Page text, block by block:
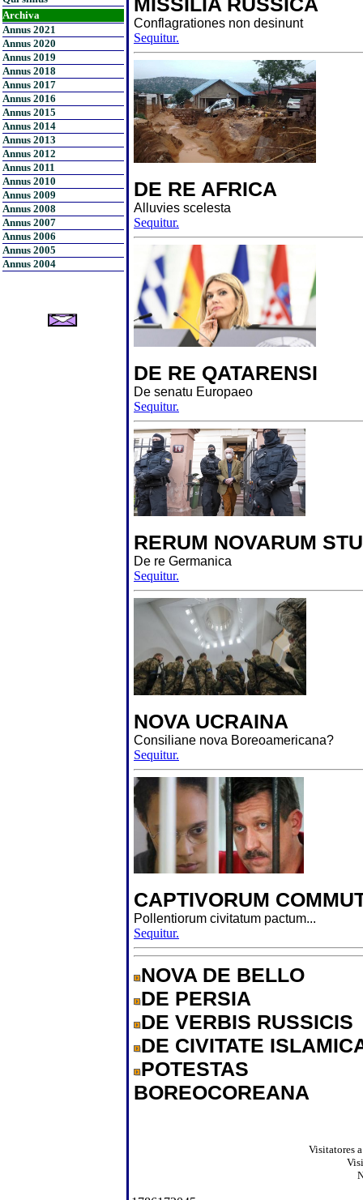
Archiva
Annus 2021
Annus 2020
Annus 2019
Annus 2018
Annus 2017
Annus 2016
Annus 2015
Annus 2014
Annus 2013
Annus 2012
Annus 2011
Annus 2010
Annus 2009
Annus 2008
Annus 2007
Annus 2006
Annus 2005
Annus 2004
Conflagrationes non desinunt
Sequitur.
DE RE AFRICA
Alluvies scelesta
Sequitur.
DE RE QATARENSI
De senatu Europaeo
Sequitur.
RERUM NOVARUM
De re Germanica
Sequitur.
NOVA UCRAINA
Consiliane nova Boreoamericana?
Sequitur.
CAPTIVORUM
Pollentiorum civitatum pactum...
Sequitur.
NOVA DE BELLO
DE PERSIA
DE VERBIS RUSSICIS
DE CIVITATE
POTESTAS
BOREOCOREANA
Visitatores